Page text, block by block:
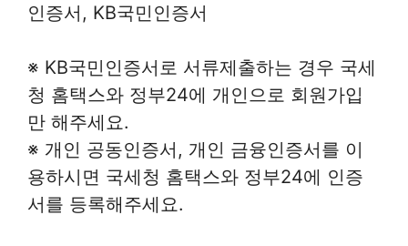
인증서, KB국민인증서
※ KB국민인증서로 서류제출하는 경우 국세
청 홈택스와 정부24에 개인으로 회원가입
만 해주세요.
※ 개인 공동인증서, 개인 금융인증서를 이
용하시면 국세청 홈택스와 정부24에 인증
서를 등록해주세요.